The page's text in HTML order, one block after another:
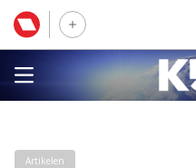
Artikelen